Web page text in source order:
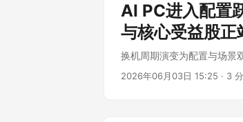
AI PC进入配置
与核心受益股正
换机周期演变为配置与场景
2026年06月03日 15:25 · 3